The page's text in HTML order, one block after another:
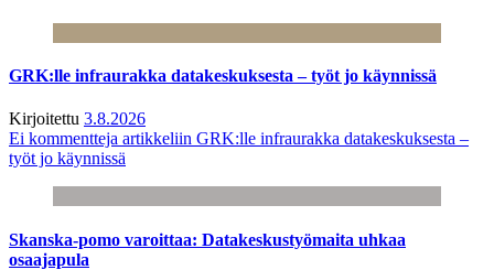
GRK:lle infraurakka datakeskuksesta – työt jo käynnissä
Kirjoitettu 3.8.2026
Ei kommentteja artikkeliin GRK:lle infraurakka datakeskuksesta –
työt jo käynnissä
Skanska-pomo varoittaa: Datakeskustyömaita uhkaa
osaajapula